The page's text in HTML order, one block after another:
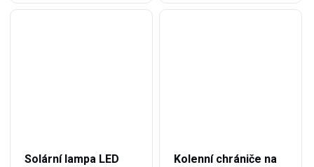
Solární lampa LED
Kolenní chrániče na